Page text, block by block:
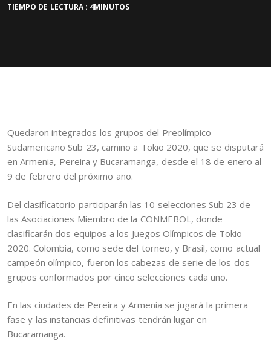
TIEMPO DE LECTURA : 4MINUTOS
Quedaron integrados los grupos del Preolímpico
Sudamericano Sub 23, camino a Tokio 2020, que se disputará
en Armenia, Pereira y Bucaramanga, desde el 18 de enero al
9 de febrero del próximo año.
Del clasificatorio participarán las 10 selecciones Sub 23 de
las Asociaciones Miembro de la CONMEBOL, donde
clasificarán dos equipos a los Juegos Olímpicos de Tokio
2020. Colombia, como sede del torneo, y Brasil, como actual
campeón olímpico, fueron los cabezas de serie de los dos
grupos conformados por cinco selecciones cada uno.
En las ciudades de Pereira y Armenia se jugará la primera
fase y las instancias definitivas tendrán lugar en
Bucaramanga.